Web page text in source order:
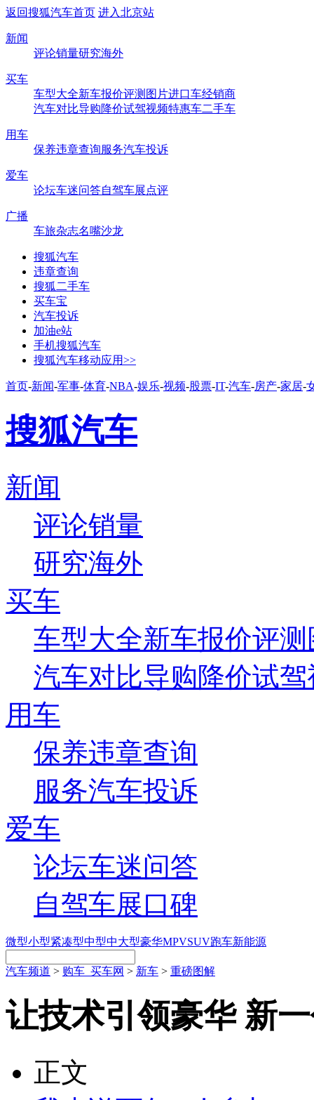
返回搜狐汽车首页 进入北京站
新闻
评论销量研究海外
买车
车型大全新车报价评测 图片进口车经销商
汽车对比导购降价试驾视频特惠车二手车
用车
保养违章查询服务汽车投诉
爱车
论坛车迷问答自驾车展点评
广播
车旅杂志名嘴沙龙
搜狐汽车
违章查询
搜狐二手车
买车宝
汽车投诉
加油e站
手机搜狐汽车
搜狐汽车移动应用>>
首页-新闻-军事-体育-NBA-娱乐-视频-股票-IT-汽车-房产-家居-
搜狐汽车
新闻
评论销量
研究海外
买车
车型大全新车报价评测
汽车对比导购降价试驾
用车
保养违章查询
服务汽车投诉
爱车
论坛车迷问答
自驾车展口碑
微型小型紧凑型中型中大型豪华MPVSUV跑车新能源
汽车频道 > 购车_买车网 > 新车 > 重磅图解
让技术引领豪华 新
正文